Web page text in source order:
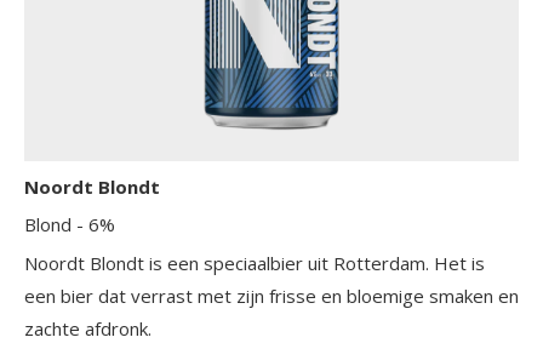
Noordt Blondt
Blond - 6%
Noordt Blondt is een speciaalbier uit Rotterdam. Het is
een bier dat verrast met zijn frisse en bloemige smaken en
zachte afdronk.